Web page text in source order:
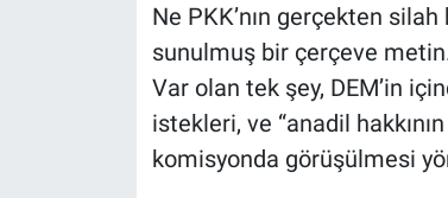
Ne PKK’nın gerçekten
sunulmuş bir çerçeve
Var olan tek şey, DEM’in
istekleri, ve “anadil
komisyonda görüşülmesi